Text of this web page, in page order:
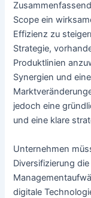
Scope ein
Effizienz zu
Strategie,
Produktlinien
Synergien und
jedoch eine
und eine klare
Unternehmen
Diversifizierung
digitale